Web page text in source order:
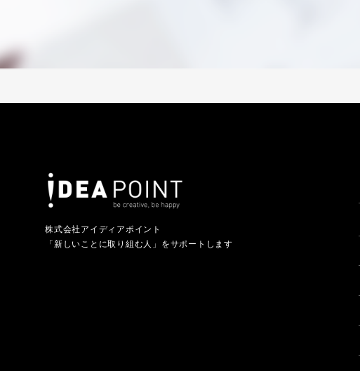
株式会社アイディアポイント
「新しいことに取り組む人」をサポートします